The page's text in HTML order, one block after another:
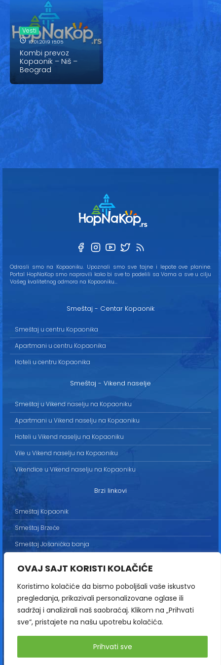
OVAJ SAJT KORISTI KOLAČIĆE
Koristimo kolačiće da bismo poboljšali vaše iskustvo
pregledanja, prikazivali personalizovane oglase ili
sadržaj i analizirali naš saobraćaj. Klikom na „Prihvati
sve“, pristajete na našu upotrebu kolačića.
Prihvati sve
Vesti
10.01.2019 15:05
Kombi prevoz
Kopaonik – Niš –
Beograd
Odrasli smo na Kopaoniku. Upoznali smo sve tajne i lepote ove planine.
Portal HopNaKop smo napravili kako bi sve to podelili sa Vama a sve u cilju
Vašeg kvalitetnog odmora na Kopaoniku...
Smeštaj - Centar Kopaonik
Smeštaj u centru Kopaonika
Apartmani u centru Kopaonika
Hoteli u centru Kopaonika
Smeštaj - Vikend naselje
Smeštaj u Vikend naselju na Kopaoniku
Apartmani u Vikend naselju na Kopaoniku
Hoteli u Vikend naselju na Kopaoniku
Vile u Vikend naselju na Kopaoniku
Vikendice u Vikend naselju na Kopaoniku
Brzi linkovi
Smeštaj Kopaonik
Smeštaj Brzeće
Smeštaj Jošanička banja
Kontakt
Sva prava zadržana / All rights reserved